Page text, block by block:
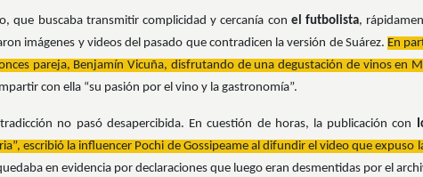
que buscaba transmitir complicidad y cercanía con el futbolista,
imágenes y videos del pasado que contradicen la versión de Suárez. En
pareja, Benjamín Vicuña, disfrutando de una degustación de vinos en
con ella “su pasión por el vino y la gastronomía”.
no pasó desapercibida. En cuestión de horas, la publicación con
escribió la influencer Pochi de Gossipeame al difundir el video que expuso
en evidencia por declaraciones que luego eran desmentidas por el